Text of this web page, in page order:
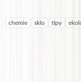
chemie sklo tipy